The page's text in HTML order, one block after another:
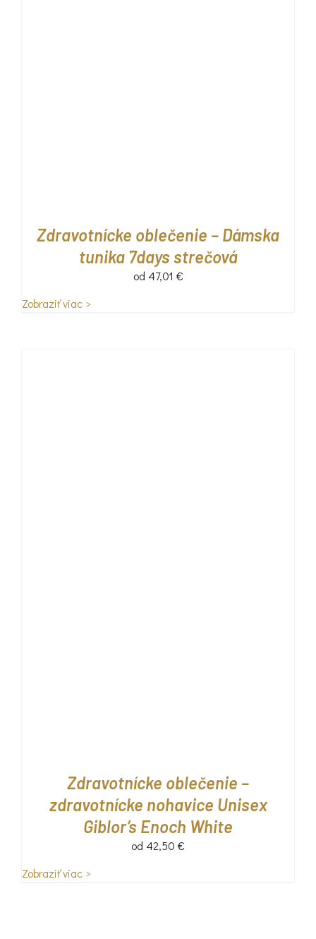
Zdravotnícke oblečenie – Dámska
tunika 7days strečová
od 47,01 €
Zobraziť viac >
Zdravotnícke oblečenie –
zdravotnícke nohavice Unisex
Giblor’s Enoch White
od 42,50 €
Zobraziť viac >